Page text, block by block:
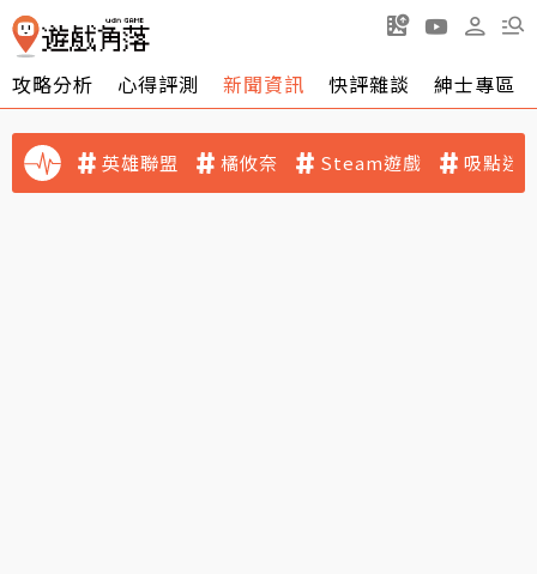
攻略分析 心得評測 新聞資訊 快評雜談 紳士專區
英雄聯盟 橘攸奈 Steam遊戲 吸點迷